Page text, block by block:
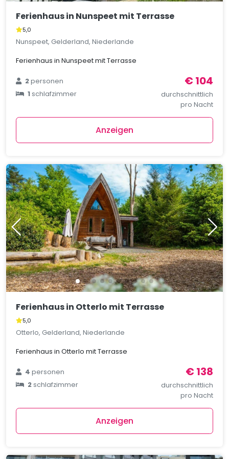
Ferienhaus in Nunspeet mit Terrasse
5,0
Nunspeet, Gelderland, Niederlande
Ferienhaus in Nunspeet mit Terrasse
2personen
1schlafzimmer
€ 104
durchschnittlich
pro Nacht
Anzeigen
Ferienhaus in Otterlo mit Terrasse
5,0
Otterlo, Gelderland, Niederlande
Ferienhaus in Otterlo mit Terrasse
4personen
2schlafzimmer
€ 138
durchschnittlich
pro Nacht
Anzeigen